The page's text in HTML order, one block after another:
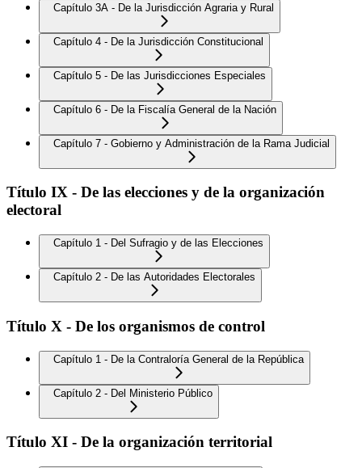
Capítulo 3A - De la Jurisdicción Agraria y Rural
Capítulo 4 - De la Jurisdicción Constitucional
Capítulo 5 - De las Jurisdicciones Especiales
Capítulo 6 - De la Fiscalía General de la Nación
Capítulo 7 - Gobierno y Administración de la Rama Judicial
Título IX - De las elecciones y de la organización
electoral
Capítulo 1 - Del Sufragio y de las Elecciones
Capítulo 2 - De las Autoridades Electorales
Título X - De los organismos de control
Capítulo 1 - De la Contraloría General de la República
Capítulo 2 - Del Ministerio Público
Título XI - De la organización territorial